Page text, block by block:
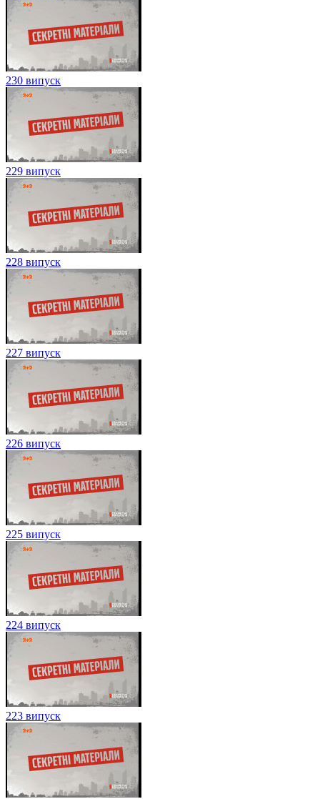
230 випуск
229 випуск
228 випуск
227 випуск
226 випуск
225 випуск
224 випуск
223 випуск